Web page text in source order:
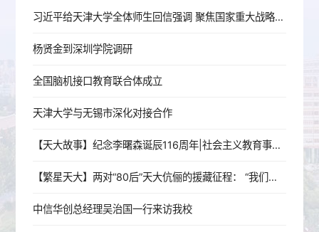
习近平给天津大学全体师生回信强调 聚焦国家重大战略需求提高人才培养质量 更好服务经济社会发展
杨贤金到深圳学院调研
全国脑机接口教育联合体成立
天津大学与无锡市深化对接合作
【天大故事】纪念李曙森诞辰116周年|社会主义教育事业的忠诚奠基人
【繁星天大】两对“80后”天大伉俪的援藏征程： “我们没有辜负母校，对得起天大人的身份”
中信华创总经理吴治国一行来访我校